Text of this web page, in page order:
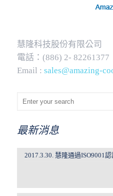
慧隆科技股份有限公司
電話：(886) 2- 82261377
Email : sales@amazing-
最新消息
2017.3.30. 慧隆通過ISO9001認